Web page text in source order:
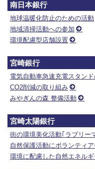
南日本銀行
地球温暖化防止のための活動
地域清掃活動への参加
環境配慮型店舗設置
宮崎銀行
電気自動車急速充電スタン
CO2削減の取り組み
みやぎんの森 整備活動
宮崎太陽銀行
街の環境美化活動｢ラブリー
自然保護活動にボランティア
環境に配慮した自然エネル